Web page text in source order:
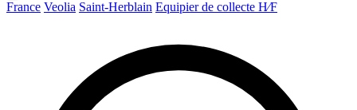
France Veolia Saint-Herblain Equipier de collecte H∕F